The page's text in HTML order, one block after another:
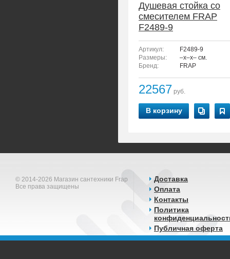
Душевая стойка со
смесителем FRAP
F2489-9
Артикул:
F2489-9
Размеры:
–x–x– см.
Бренд:
FRAP
22567 руб.
В корзину
© 2014-2026 Магазин сантехники Frap
Все права защищены
Доставка
Оплата
Контакты
Политика
Публичная оферта